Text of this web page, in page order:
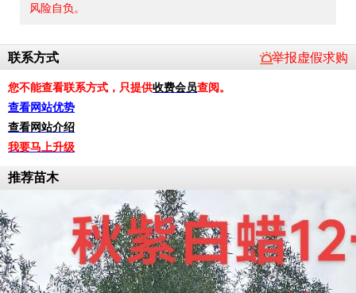
风险自负。
举报虚假求购
联系方式
您不能查看联系方式，只提供收费会员查阅。
查看网站优势
查看网站介绍
我要马上升级
推荐苗木